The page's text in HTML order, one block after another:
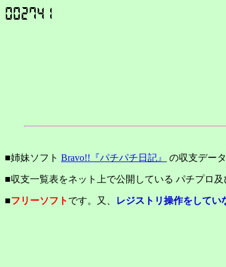
■姉妹ソフト Bravo!!『パチパチ日記』 の収支データ
■収支一覧表をネット上で公開している パチプロ
■フリーソフト です。又、 レジストリ操作をしてい